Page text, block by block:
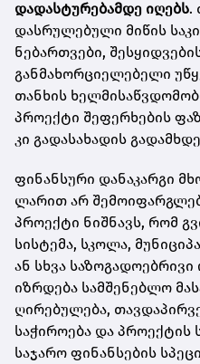
დადასტურებამდე იღებს.
დასრულებული მიწის
ნებართვები,
განმახორციელებელი
თანხის
პროექტი შეფერხების
კი გადასახადის
ფინანსური დანაკარგი
ლარით არ
პროექტი ნიშნავს, რომ
სისტემა, სკოლა,
ან სხვა
იზრდება სამშენებლო
ღირებულება,
საჭიროება და
საჯარო ფინანსების